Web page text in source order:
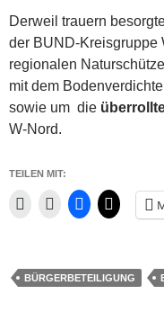
Derweil trauern
der BUND-Kreisgruppe
regionalen
mit dem
sowie um die
W-Nord.
TEILEN MIT:
BÜRGERBETEILIGUNG